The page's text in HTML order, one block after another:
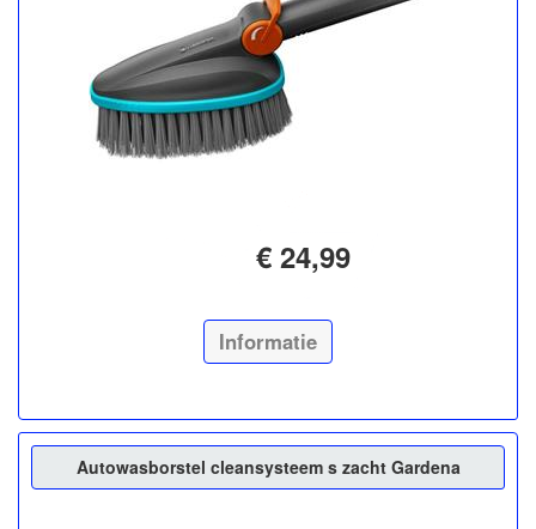
€ 24,99
Informatie
Autowasborstel cleansysteem s zacht Gardena